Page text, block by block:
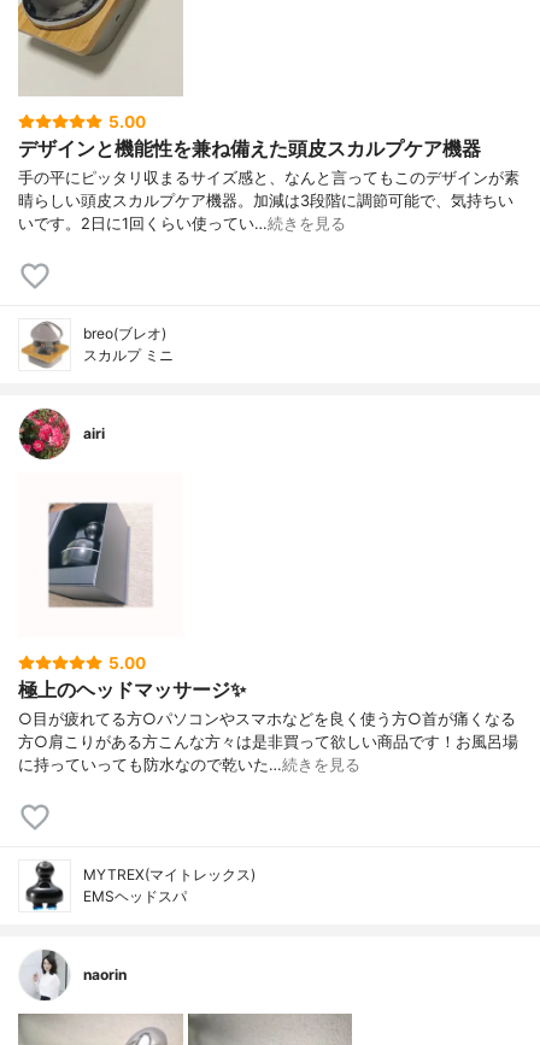
5.00
デザインと機能性を兼ね備えた頭皮スカルプケア機器
手の平にピッタリ収まるサイズ感と、なんと言ってもこのデザインが素
晴らしい頭皮スカルプケア機器。加減は3段階に調節可能で、気持ちい
いです。2日に1回くらい使ってい…続きを見る
breo(ブレオ)
スカルプ ミニ
airi
5.00
極上のヘッドマッサージ✨
○目が疲れてる方○パソコンやスマホなどを良く使う方○首が痛くなる
方○肩こりがある方こんな方々は是非買って欲しい商品です！お風呂場
に持っていっても防水なので乾いた…続きを見る
MYTREX(マイトレックス)
EMSヘッドスパ
naorin